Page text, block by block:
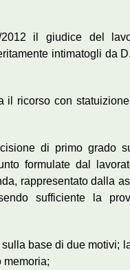
il giudice del
intimatogli da
il ricorso con
di primo grado
formulate dal
rappresentato dalla
sufficiente la
base di due motivi;
memoria;